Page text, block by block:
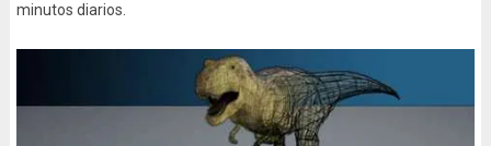
minutos diarios.